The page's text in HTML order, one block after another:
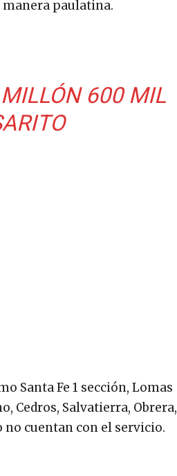
manera paulatina.
600 MIL
Santa Fe 1 sección, Lomas
Cedros, Salvatierra, Obrera,
no cuentan con el servicio.